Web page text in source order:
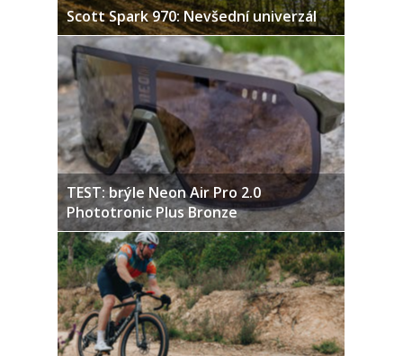
Scott Spark 970: Nevšední univerzál
TEST: brýle Neon Air Pro 2.0
Phototronic Plus Bronze